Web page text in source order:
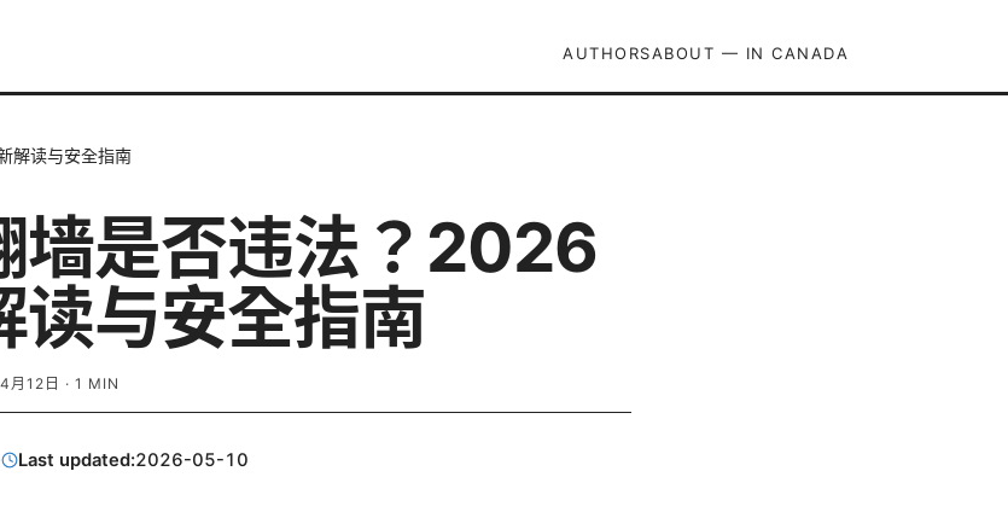
AUTHORSABOUT — IN CANADA
解读与安全指南
墙是否违法？2026
读与安全指南
月12日 · 1 MIN
Last updated:2026-05-10